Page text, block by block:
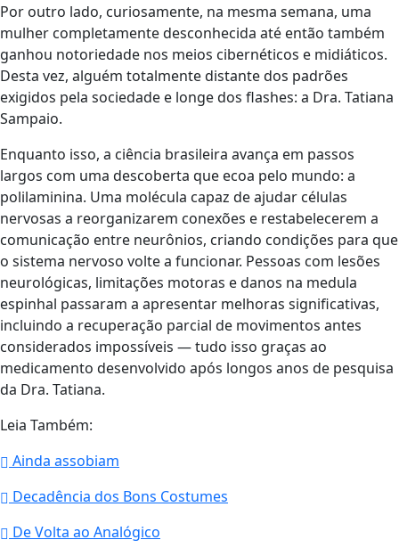
Por outro lado, curiosamente, na mesma semana, uma
mulher completamente desconhecida até então também
ganhou notoriedade nos meios cibernéticos e midiáticos.
Desta vez, alguém totalmente distante dos padrões
exigidos pela sociedade e longe dos flashes: a Dra. Tatiana
Sampaio.
Enquanto isso, a ciência brasileira avança em passos
largos com uma descoberta que ecoa pelo mundo: a
polilaminina. Uma molécula capaz de ajudar células
nervosas a reorganizarem conexões e restabelecerem a
comunicação entre neurônios, criando condições para que
o sistema nervoso volte a funcionar. Pessoas com lesões
neurológicas, limitações motoras e danos na medula
espinhal passaram a apresentar melhoras significativas,
incluindo a recuperação parcial de movimentos antes
considerados impossíveis — tudo isso graças ao
medicamento desenvolvido após longos anos de pesquisa
da Dra. Tatiana.
Leia Também:
Ainda assobiam
Decadência dos Bons Costumes
De Volta ao Analógico